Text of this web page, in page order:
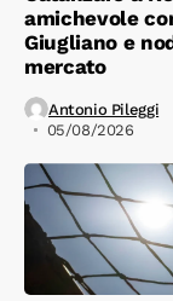
amichevole
Giugliano e
mercato
Antonio Pileggi
05/08/2026